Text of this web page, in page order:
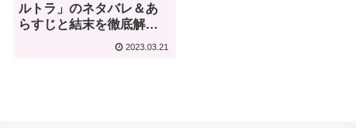
ルトラ」のネタバレ＆あ
らすじと結末を徹底解説
｜ニマ・ヌリザデ
2023.03.21